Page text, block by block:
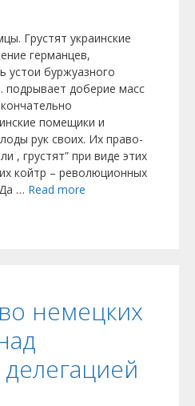
Грустят украинские
германцев,
устои буржуазного
подрывает доберие масс
помещики и
рук своих. Их право-
, грустят” при виде этих
койтр – революционных
… Read more
немецких